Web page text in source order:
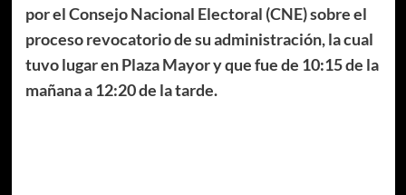
por el Consejo Nacional Electoral (CNE) sobre el
proceso revocatorio de su administración, la cual
tuvo lugar en Plaza Mayor y que fue de 10:15 de la
mañana a 12:20 de la tarde.